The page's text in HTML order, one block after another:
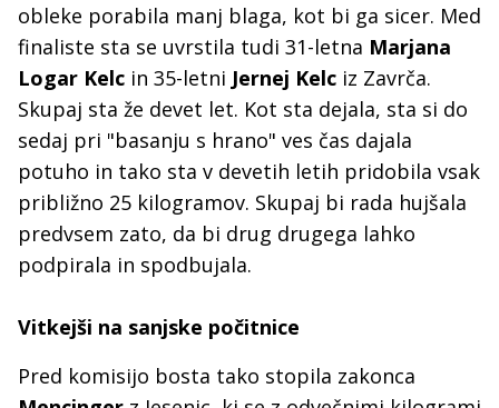
obleke porabila manj blaga, kot bi ga sicer. Med
finaliste sta se uvrstila tudi 31-letna Marjana
Logar Kelc in 35-letni Jernej Kelc iz Zavrča.
Skupaj sta že devet let. Kot sta dejala, sta si do
sedaj pri "basanju s hrano" ves čas dajala
potuho in tako sta v devetih letih pridobila vsak
približno 25 kilogramov. Skupaj bi rada hujšala
predvsem zato, da bi drug drugega lahko
podpirala in spodbujala.
Vitkejši na sanjske počitnice
Pred komisijo bosta tako stopila zakonca